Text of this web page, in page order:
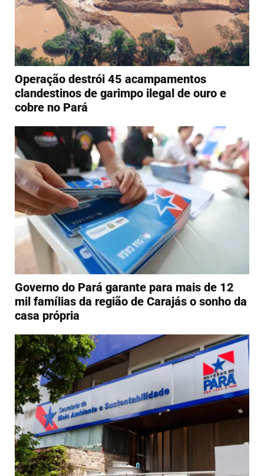
Operação destrói 45 acampamentos
clandestinos de garimpo ilegal de ouro e
cobre no Pará
Governo do Pará garante para mais de 12
mil famílias da região de Carajás o sonho da
casa própria